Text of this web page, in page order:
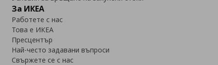
За ИКЕА
Работете с нас
Това е ИКЕА
Пресцентър
Най-често задавани въпроси
Свържете се с нас